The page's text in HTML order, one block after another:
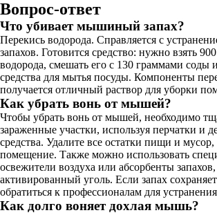
Вопрос-ответ
Что убивает мышиный запах?
Перекись водорода. Справляется с
запахов. Готовится средство: нужно взять
водорода, смешать его с 130 граммами соды
средства для мытья посуды. Компоненты
получается отличный раствор для уборки
Как убрать вонь от мышей?
Чтобы убрать вонь от мышей, необходимо
зараженные участки, используя перчатки и
средства. Удалите все остатки пищи и мусор,
помещение. Также можно использовать
освежители воздуха или абсорбенты
активированный уголь. Если запах
обратиться к профессионалам для
Как долго воняет дохлая мышь?